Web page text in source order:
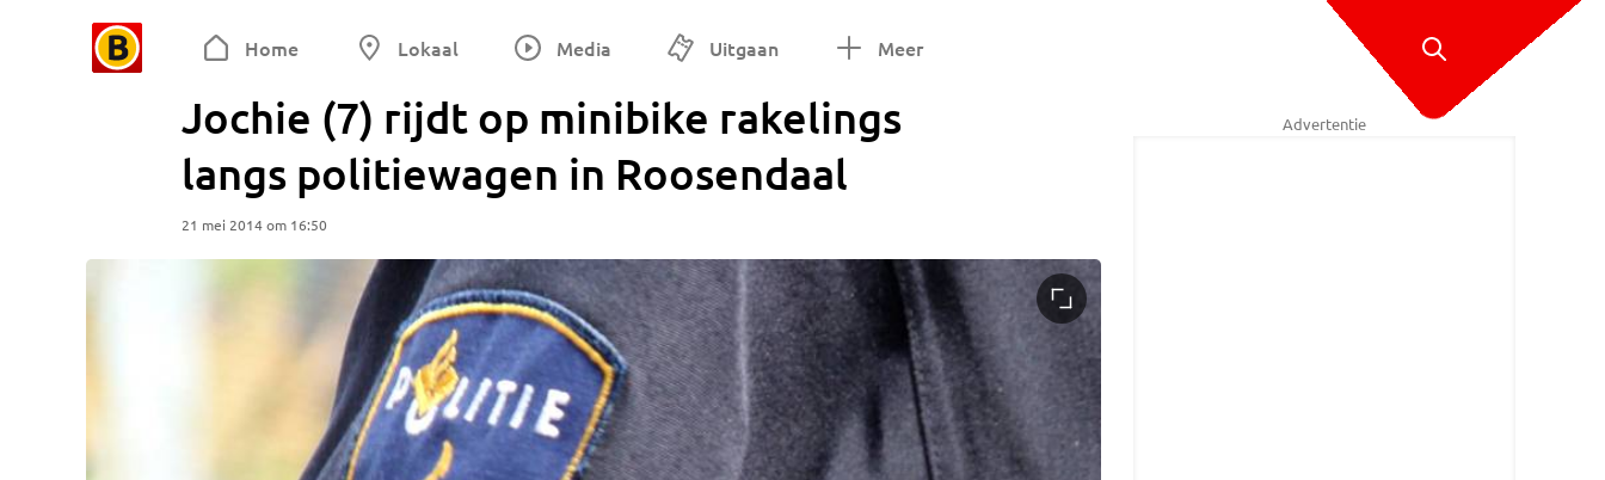
Home Lokaal Media Uitgaan Meer
Jochie (7) rijdt op minibike rakelings
langs politiewagen in Roosendaal
21 mei 2014 om 16:50
Advertentie